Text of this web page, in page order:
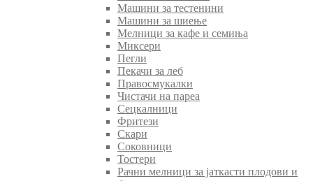
Машини за тестенини
Машини за шиење
Мелници за кафе и семиња
Миксери
Пегли
Пекачи за леб
Правосмукалки
Чистачи на пареа
Сецкалници
Фритези
Скари
Соковници
Тостери
Рачни мелници за јаткасти плодови и